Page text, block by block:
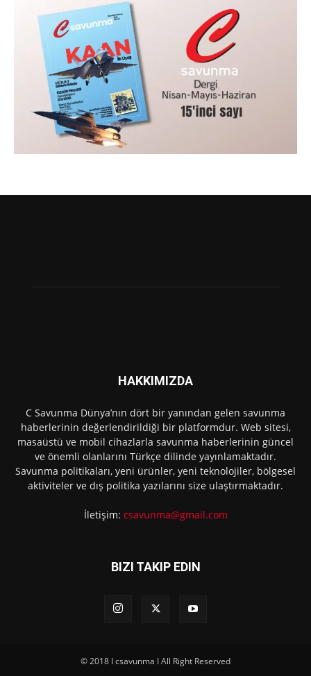
HAKKIMIZDA
C Savunma Dünya’nın dört bir yanından gelen savunma
haberlerinin değerlendirildiği bir platformdur. Web sitesi,
masaüstü ve mobil cihazlarla savunma haberlerinin güncel
ve önemli olanlarını Türkçe dilinde yayınlamaktadır.
Savunma politikaları, yeni ürünler, yeni teknolojiler, bölgesel
aktiviteler ve dış politika yazılarını size ulaştırmaktadır.
İletişim: csavunma@gmail.com
BIZI TAKIP EDIN
© 2018 I csavunma I All Right Reserved